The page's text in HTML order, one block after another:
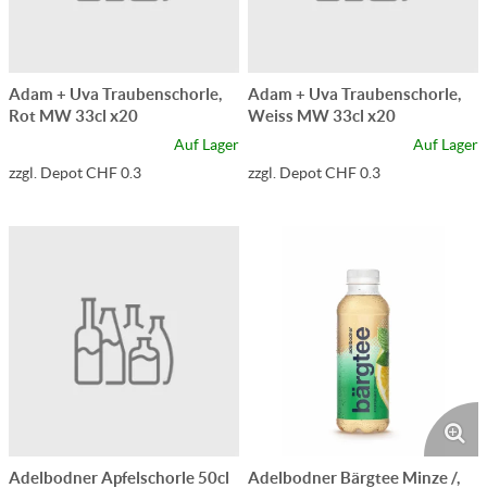
Adam + Uva Traubenschorle,
Rot MW 33cl x20
Auf Lager
zzgl. Depot CHF 0.3
Adam + Uva Traubenschorle,
Weiss MW 33cl x20
Auf Lager
zzgl. Depot CHF 0.3
Adelbodner Apfelschorle 50cl
Adelbodner Bärgtee Minze /,